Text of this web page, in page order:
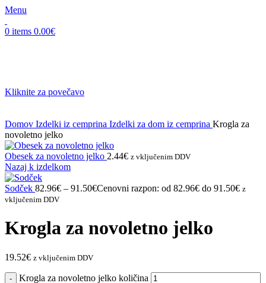
Menu
0 items 0.00€
Kliknite za povečavo
Domov Izdelki iz cemprina Izdelki za dom iz cemprina Krogla za
novoletno jelko
Obesek za novoletno jelko 2.44€ z vključenim DDV
Nazaj k izdelkom
Sodček 82.96€ – 91.50€Cenovni razpon: od 82.96€ do 91.50€ z
vključenim DDV
Krogla za novoletno jelko
19.52€ z vključenim DDV
Krogla za novoletno jelko količina